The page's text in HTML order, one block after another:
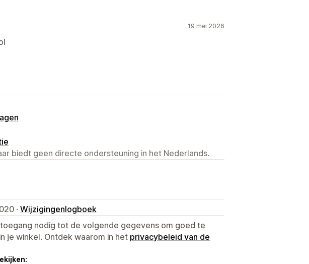
19 mei 2026
biedt geen directe ondersteuning in het Nederlands.
· Wijzigingenlogboek
nodig tot de volgende gegevens om goed te
je winkel. Ontdek waarom in het privacybeleid van de